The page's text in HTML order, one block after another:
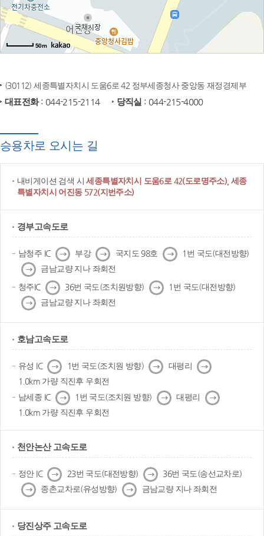
50m
(30112) 세종특별자치시 도움6로 42 정부세종청사 중앙동 재정경제부
대표전화: 044-215-2114 당직실 : 044-215-4000
승용차로 오시는 길
내비게이션 검색 시세종특별자치시 도움6로 42(도로명주소), 세종
특별자치시 어진동 572(지번주소)
경부고속도로
남청주 IC 다
음
부강 다
음
국지도 98호 다
음
1번 국도(대전방향)
다
음
금남교량 지나 좌회전
청주IC 다
음
36번 국도(조치원방향) 다
음
1번 국도(대전방향)
다
음
금남교량 지나 좌회전
호남고속도로
유성 IC 다
음
1번 국도(조치원 방향) 다
음
대평리 다
음
1.0km 가량 직진후 우회전
남세종 IC 다
음
1번 국도(조치원 방향) 다
음
대평리
다
음
1.0km 가량 직진후 우회전
천안논산 고속도로
정안 IC 다
음
23번 국도(대전방향) 다
음
36번 국도(송선교차로)
다
음
종촌교차로(유성방향) 다
음
금남교량 지나 좌회전
당진상주 고속도로